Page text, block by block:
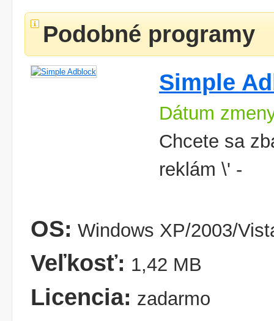
Podobné programy
Simple
Dátum
Chcete sa
reklám \' -
OS: Windows XP/2003/
Veľkosť: 1,42 MB
Licencia: zadarmo